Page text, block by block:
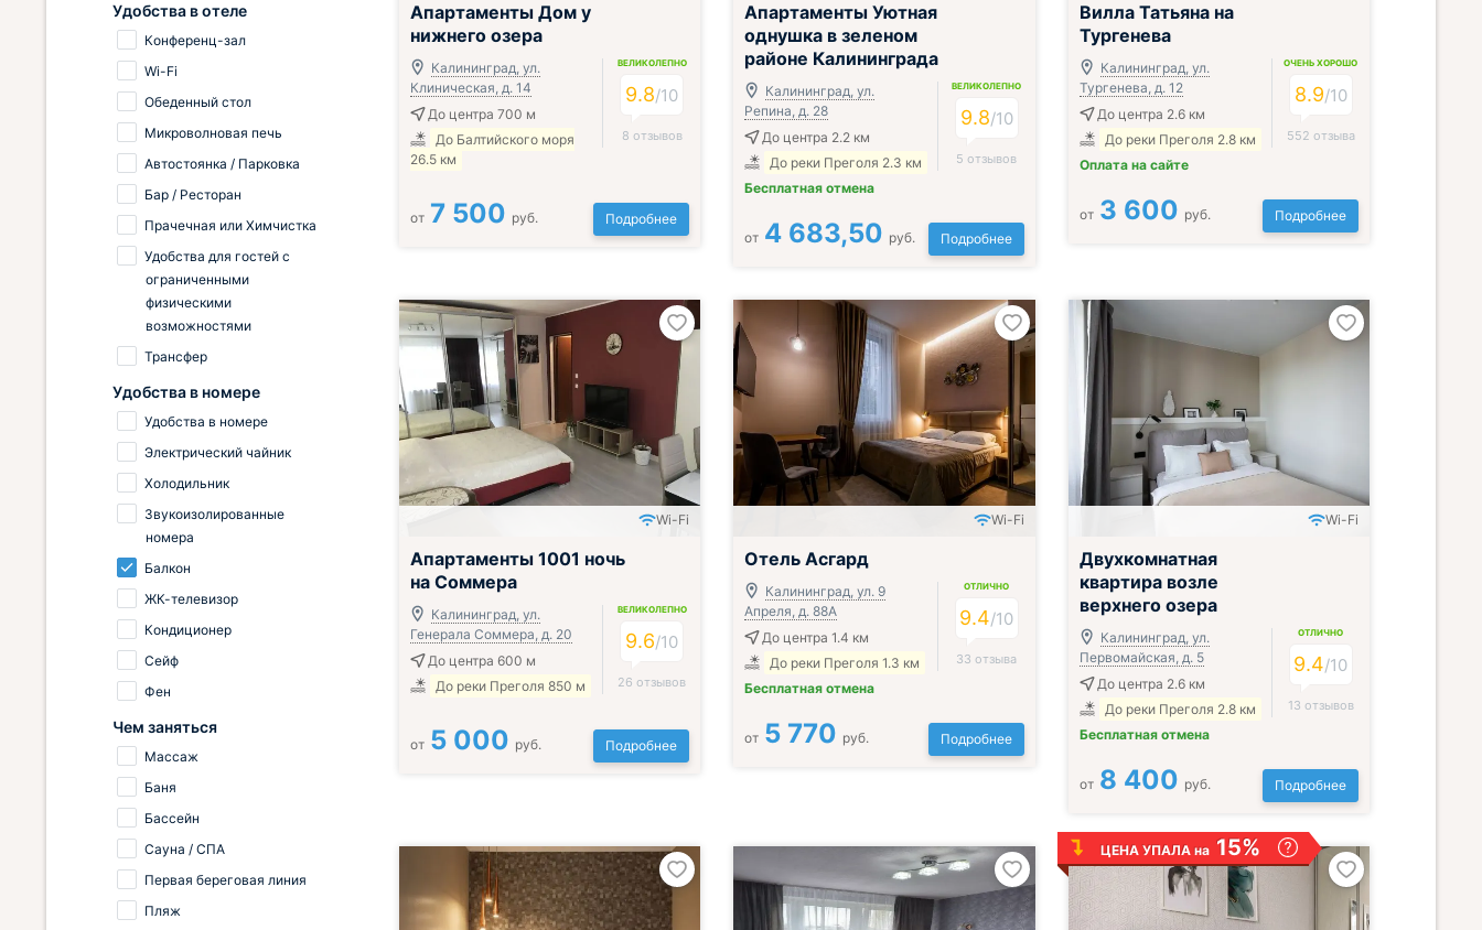
Апартаменты Дом у
нижнего озера
Калининград, ул.
Клиническая, д. 14
До центра 700 м
До Балтийского моря
26.5 км
ВЕЛИКОЛЕПНО
9.8/10
8 отзывов
от 7 500 руб. Подробнее
Апартаменты Уютная
однушка в зеленом
районе Калининграда
Калининград, ул.
Репина, д. 28
До центра 2.2 км
До реки Преголя 2.3 км
Бесплатная отмена
ВЕЛИКОЛЕПНО
9.8/10
5 отзывов
от 4 683,50 руб. Подробнее
Вилла Татьяна на
Тургенева
Калининград, ул.
Тургенева, д. 12
До центра 2.6 км
До реки Преголя 2.8 км
Оплата на сайте
ОЧЕНЬ ХОРОШО
8.9/10
552 отзыва
от 3 600 руб. Подробнее
Wi-Fi
Апартаменты 1001 ночь
на Соммера
Калининград, ул.
Генерала Соммера, д. 20
До центра 600 м
До реки Преголя 850 м
ВЕЛИКОЛЕПНО
9.6/10
26 отзывов
от 5 000 руб. Подробнее
Wi-Fi
Отель Асгард
Калининград, ул. 9
Апреля, д. 88А
До центра 1.4 км
До реки Преголя 1.3 км
Бесплатная отмена
ОТЛИЧНО
9.4/10
33 отзыва
от 5 770 руб. Подробнее
Wi-Fi
Двухкомнатная
квартира возле
верхнего озера
Калининград, ул.
Первомайская, д. 5
До центра 2.6 км
До реки Преголя 2.8 км
Бесплатная отмена
ОТЛИЧНО
9.4/10
13 отзывов
от 8 400 руб. Подробнее
ЦЕНА УПАЛА на 15%
Удобства в отеле
Конференц-зал
Wi-Fi
Обеденный стол
Микроволновая печь
Автостоянка / Парковка
Бар / Ресторан
Прачечная или Химчистка
Удобства для гостей с
ограниченными
физическими
возможностями
Трансфер
Удобства в номере
Удобства в номере
Электрический чайник
Холодильник
Звукоизолированные
номера
Балкон
ЖК-телевизор
Кондиционер
Сейф
Фен
Чем заняться
Массаж
Баня
Бассейн
Сауна / СПА
Первая береговая линия
Пляж